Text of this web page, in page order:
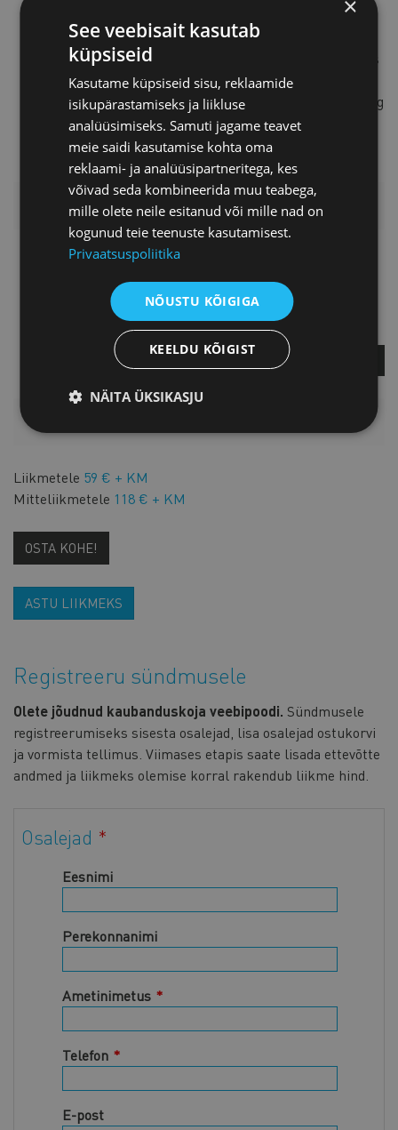
kestlikkustööriista ESG Tool.
Dan õpetab Eesti Kunstiakadeemias
projektipõhiselt teenusedisaini
Interaction Design MA kursusel ning
ettevõtlust BFM-is.
LISAINFO
Balci
Rahvusvaheliste suhete
projektijuht
KÜSI LISA
Liikmetele 59 € + KM
Mitteliikmetele 118 € + KM
OSTA KOHE!
ASTU LIIKMEKS
Registreeru sündmusele
Olete jõudnud kaubanduskoja veebipoodi. Sündmusele
registreerumiseks sisesta osalejad, lisa osalejad ostukorvi
ja vormista tellimus. Viimases etapis saate lisada ettevõtte
andmed ja liikmeks olemise korral rakendub liikme hind.
Osalejad
Eesnimi
Perekonnanimi
Ametinimetus
Telefon
E-post
×
See veebisait kasutab
küpsiseid
Kasutame küpsiseid sisu, reklaamide
isikupärastamiseks ja liikluse
analüüsimiseks. Samuti jagame teavet
meie saidi kasutamise kohta oma
reklaami- ja analüüsipartneritega, kes
võivad seda kombineerida muu teabega,
mille olete neile esitanud või mille nad on
kogunud teie teenuste kasutamisest.
Privaatsuspoliitika
NÕUSTU KÕIGIGA
KEELDU KÕIGIST
NÄITA ÜKSIKASJU